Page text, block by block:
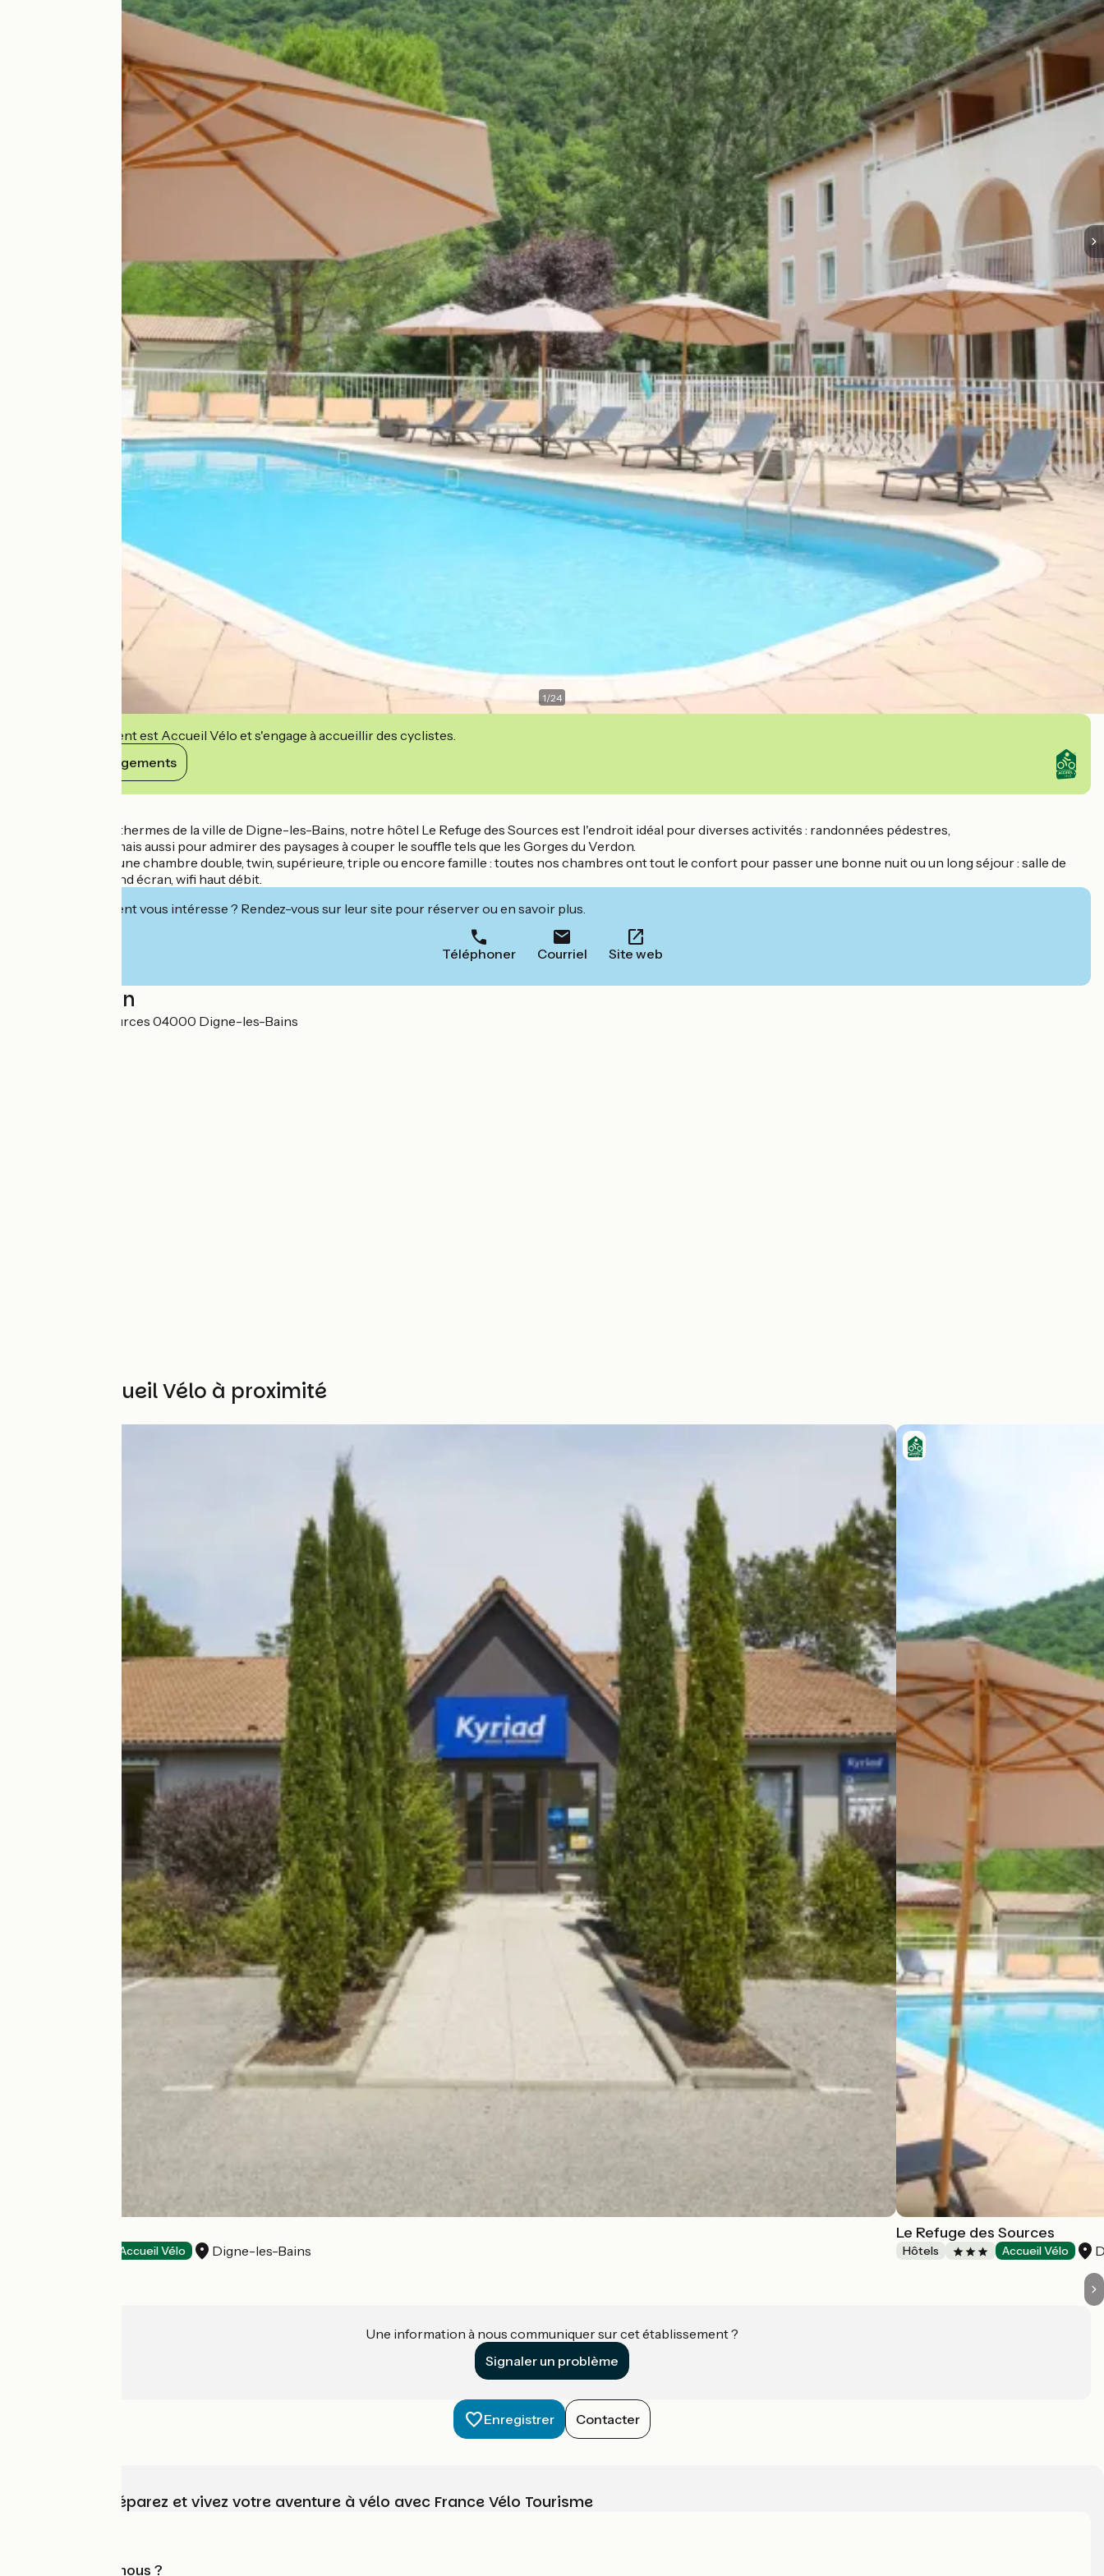
1/24
Cet établissement est Accueil Vélo et s'engage à accueillir des cyclistes.
Voir ses engagements
Situé proche des thermes de la ville de Digne-les-Bains, notre hôtel Le Refuge des Sources est l'endroit idéal pour diverses activités : randonnées pédestres,
VTT, via-ferrata... mais aussi pour admirer des paysages à couper le souffle tels que les Gorges du Verdon.
Choisissez entre une chambre double, twin, supérieure, triple ou encore famille : toutes nos chambres ont tout le confort pour passer une bonne nuit ou un long séjour : salle de
bain privative, grand écran, wifi haut débit.
Cet établissement vous intéresse ? Rendez-vous sur leur site pour réserver ou en savoir plus.
Téléphoner Courriel Site web
Localisation
Le Refuge des Sources 04000 Digne-les-Bains
Autres Accueil Vélo à proximité
Accueil Vélo Digne-les-Bains
Le Refuge des Sources
Hôtels Accueil Vélo
Une information à nous communiquer sur cet établissement ?
Signaler un problème
Enregistrer Contacter
Choisissez, préparez et vivez votre aventure à vélo avec France Vélo Tourisme
Qui sommes-nous ?